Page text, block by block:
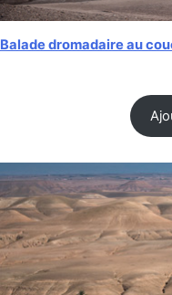
Balade dromadaire au